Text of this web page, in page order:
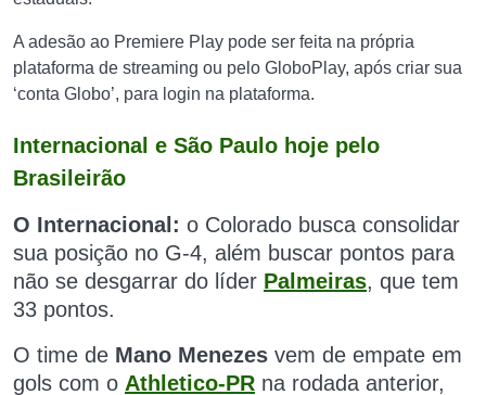
A adesão ao Premiere Play pode ser feita na própria
plataforma de streaming ou pelo GloboPlay, após criar sua
‘conta Globo’, para login na plataforma.
Internacional e São Paulo hoje pelo
Brasileirão
O Internacional: o Colorado busca consolidar
sua posição no G-4, além buscar pontos para
não se desgarrar do líder Palmeiras, que tem
33 pontos.
O time de Mano Menezes vem de empate em
gols com o Athletico-PR na rodada anterior,